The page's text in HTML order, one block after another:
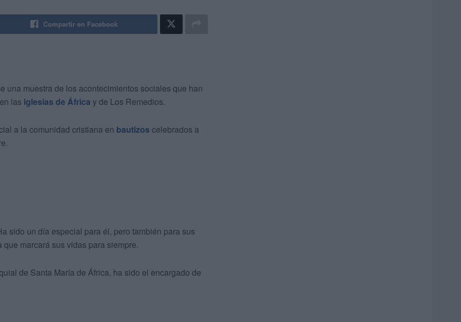
Compartir en Facebook
una muestra de los acontecimientos sociales que han
las iglesias de África y de Los Remedios.
a la comunidad cristiana en bautizos celebrados a
sido un día especial para él, pero también para sus
marcará sus vidas para siempre.
de Santa María de África, ha sido el encargado de